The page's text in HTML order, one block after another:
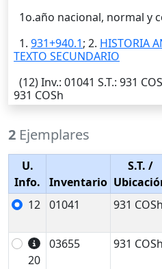
1o.año nacional, normal y
1. 931+940.1; 2. HISTORIA
TEXTO SECUNDARIO
(12)Inv.: 01041 S.T.: 931
931 COSh
2 Ejemplares
U.
Info.
Inventario
S.T. /
12 01041 931 COSh
20
03655 931 COSh